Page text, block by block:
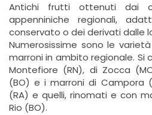
Antichi frutti ottenuti dai
appenniniche regionali,
conservato o dei derivati dalle
Numerosissime sono le
marroni in ambito regionale. Si
Montefiore (RN), di Zocca
(BO) e i marroni di Campora
(RA) e quelli, rinomati e con
Rio (BO).